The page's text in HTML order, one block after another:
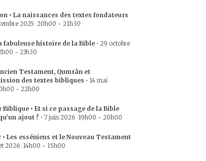
• La naissances des textes fondateurs
2025 20h00 - 21h30
fabuleuse histoire de la Bible • 29 octobre
- 23h30
Testament, Qumrân et
des textes bibliques • 14 mai
- 22h00
Biblique • Et si ce passage de la Bible
ajout ? • 7 juin 2026 19h00 - 20h00
• Les esséniens et le Nouveau Testament
2026 14h00 - 15h00